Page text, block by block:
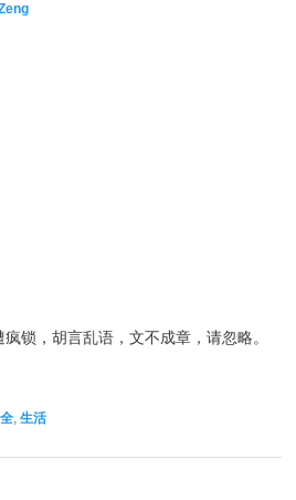
锁，胡言乱语，文不成章，请忽略。
,生活